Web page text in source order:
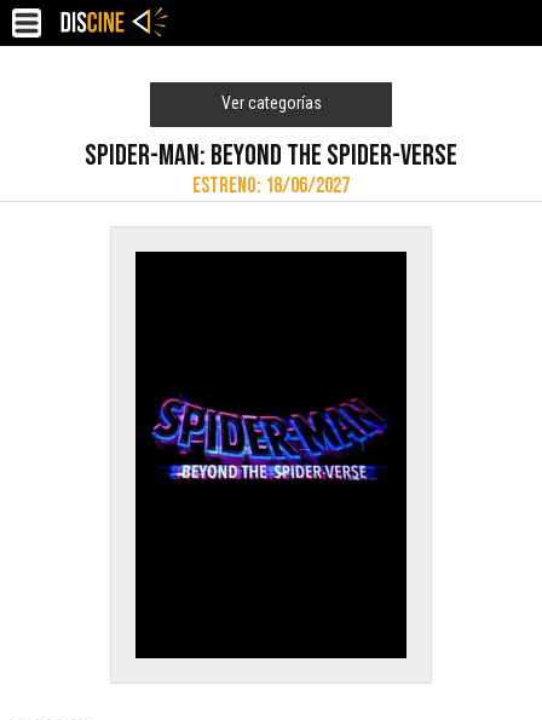
Ver categorías
SPIDER-MAN: BEYOND THE SPIDER-VERSE
ESTRENO: 18/06/2027